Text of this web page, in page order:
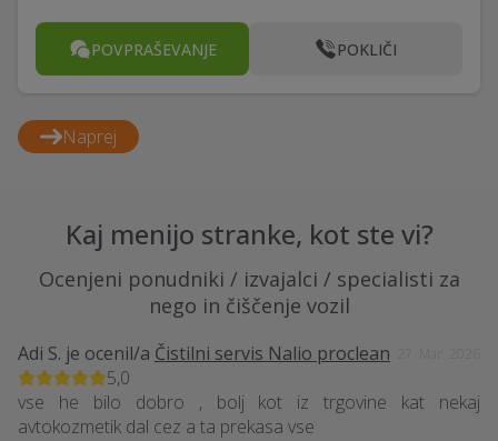
POVPRAŠEVANJE POKLIČI
Naprej
Kaj menijo stranke, kot ste vi?
Ocenjeni ponudniki / izvajalci / specialisti za
nego in čiščenje vozil
Adi S. je ocenil/a Čistilni servis Nalio proclean
5,0
vse he bilo dobro , bolj kot iz trgovine kat nekaj
avtokozmetik dal cez a ta prekasa vse